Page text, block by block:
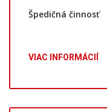
Špedičná činnosť
VIAC INFORMÁCIÍ